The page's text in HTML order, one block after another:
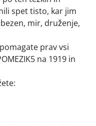
spet tisto, kar jim
mir, druženje,
prav vsi
na 1919 in